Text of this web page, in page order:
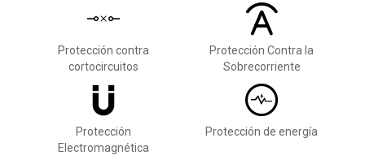
Protección contra
cortocircuitos
Protección Contra la
Sobrecorriente
Protección
Electromagnética
Protección de energía